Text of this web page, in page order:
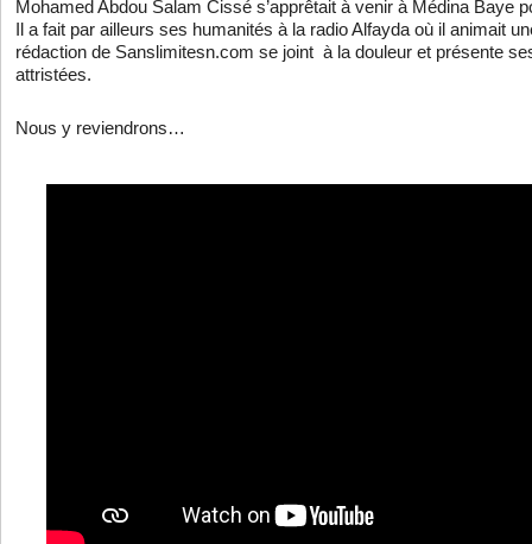
Mohamed Abdou Salam Cissé s’apprêtait à venir à Médina Baye
Il a fait par ailleurs ses humanités à la radio Alfayda où il animait
rédaction de Sanslimitesn.com se joint à la douleur et présente
attristées.
Nous y reviendrons…